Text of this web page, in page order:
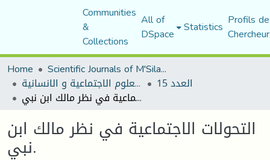
Communities
&
Collections
All of
DSpace Statistics Profils
Home
Scientific Journals of M'Sila University
مجلة العلوم الاجتماعية و الانسانية العدد 15
التحولات الاجتماعية في نظر مالك ابن نبي.
التحولات الاجتماعية في نظر مالك ابن
نبي.